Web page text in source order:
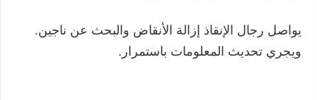
يواصل رجال الإنقاذ إزالة الأنقاض والبحث عن ناجين.
ويجري تحديث المعلومات باستمرار.